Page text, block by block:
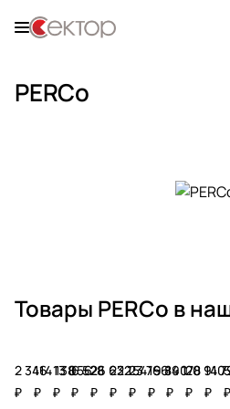
PERCo
Товары PERCo в
2 346
₽
114 138
₽
13 056
₽
6 528
₽
26 622
₽
23 154
₽
23 766
₽
19 890
₽
14 178
₽
20 910
₽
14
₽
₽